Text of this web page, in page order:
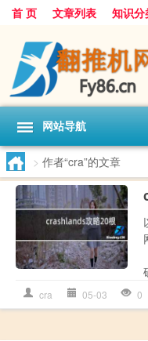
首 页 文章列表 知识分
网站导航
> 作者“cra”的文章
cra 05-03 0